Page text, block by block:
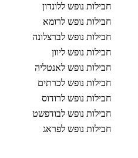
חבילות נופש ללונדון
חבילות נופש לרומא
חבילות נופש לברצלונה
חבילות נופש ליוון
חבילות נופש לאנטליה
חבילות נופש לכרתים
חבילות נופש לרודוס
חבילות נופש לבודפשט
חבילות נופש לפראג